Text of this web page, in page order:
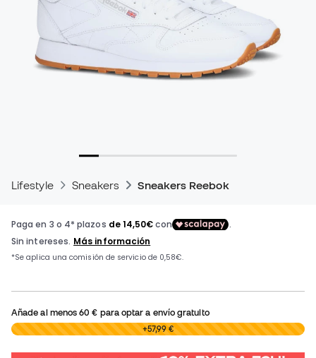
Lifestyle Sneakers Sneakers Reebok
Añade al menos60 € para optar a envío gratuito
0,00 € +57,99 €